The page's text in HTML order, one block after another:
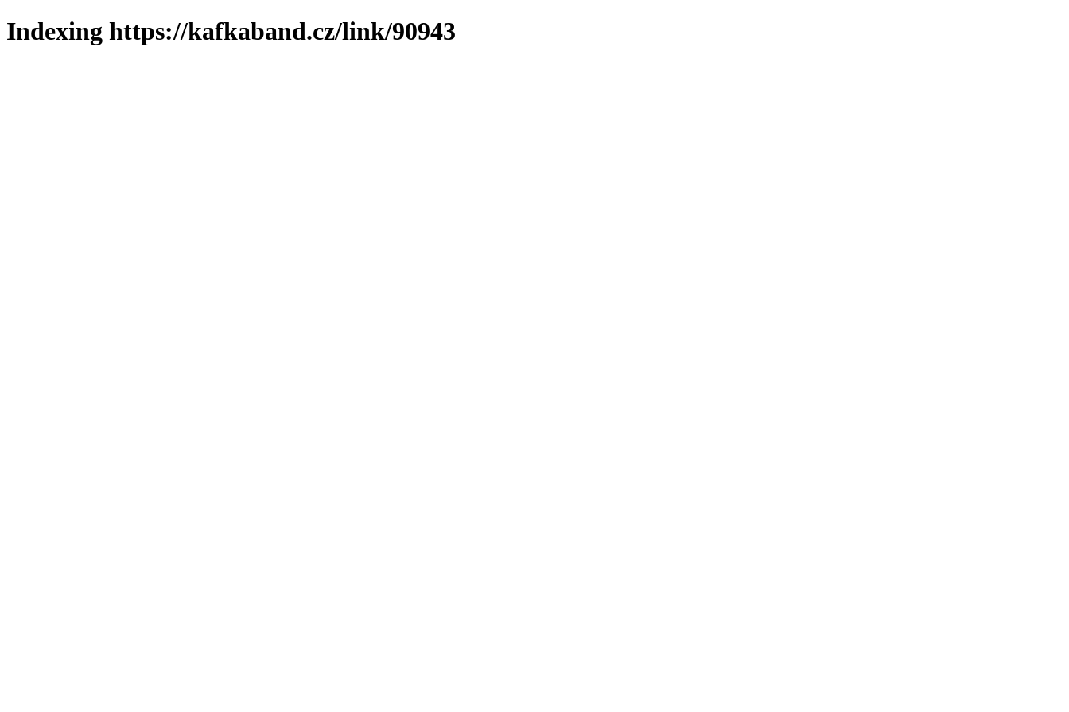
Indexing https://kafkaband.cz/link/90943